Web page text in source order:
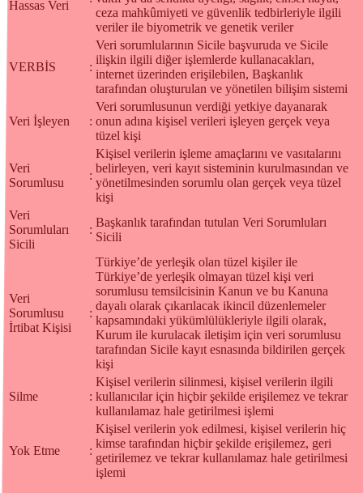
Hassas Veri
ceza mahkûmiyeti ve güvenlik tedbirleriyle ilgili
veriler ile biyometrik ve genetik veriler
VERBİS :
Veri sorumlularının Sicile başvuruda ve Sicile
ilişkin ilgili diğer işlemlerde kullanacakları,
internet üzerinden erişilebilen, Başkanlık
tarafından oluşturulan ve yönetilen bilişim sistemi
Veri İşleyen :
Veri sorumlusunun verdiği yetkiye dayanarak
onun adına kişisel verileri işleyen gerçek veya
tüzel kişi
Veri
Sorumlusu
:
Kişisel verilerin işleme amaçlarını ve vasıtalarını
belirleyen, veri kayıt sisteminin kurulmasından ve
yönetilmesinden sorumlu olan gerçek veya tüzel
kişi
Veri
Sorumluları
Sicili
:
Başkanlık tarafından tutulan Veri Sorumluları
Sicili
Veri
Sorumlusu
İrtibat Kişisi
:
Türkiye’de yerleşik olan tüzel kişiler ile
Türkiye’de yerleşik olmayan tüzel kişi veri
sorumlusu temsilcisinin Kanun ve bu Kanuna
dayalı olarak çıkarılacak ikincil düzenlemeler
kapsamındaki yükümlülükleriyle ilgili olarak,
Kurum ile kurulacak iletişim için veri sorumlusu
tarafından Sicile kayıt esnasında bildirilen gerçek
kişi
Silme :
Kişisel verilerin silinmesi, kişisel verilerin ilgili
kullanıcılar için hiçbir şekilde erişilemez ve tekrar
kullanılamaz hale getirilmesi işlemi
Yok Etme :
Kişisel verilerin yok edilmesi, kişisel verilerin hiç
kimse tarafından hiçbir şekilde erişilemez, geri
getirilemez ve tekrar kullanılamaz hale getirilmesi
işlemi